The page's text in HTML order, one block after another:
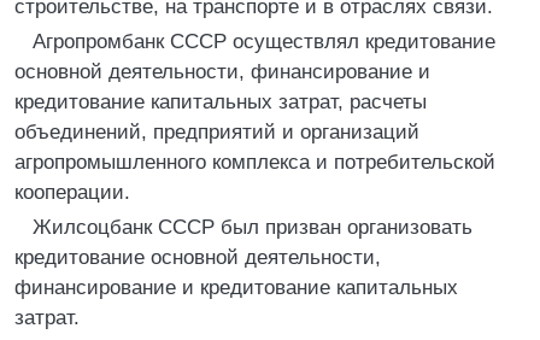
строительстве, на транспорте и в отраслях связи.
Агропромбанк СССР осуществлял кредитование
основной деятельности, финансирование и
кредитование капитальных затрат, расчеты
объединений, предприятий и организаций
агропромышленного комплекса и потребительской
кооперации.
Жилсоцбанк СССР был призван организовать
кредитование основной деятельности,
финансирование и кредитование капитальных
затрат.